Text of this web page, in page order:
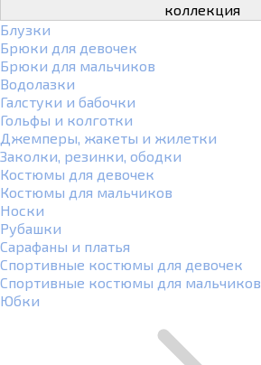
коллекция
Блузки
Брюки для девочек
Брюки для мальчиков
Водолазки
Галстуки и бабочки
Гольфы и колготки
Джемперы, жакеты и жилетки
Заколки, резинки, ободки
Костюмы для девочек
Костюмы для мальчиков
Носки
Рубашки
Сарафаны и платья
Спортивные костюмы для девочек
Спортивные костюмы для мальчиков
Юбки